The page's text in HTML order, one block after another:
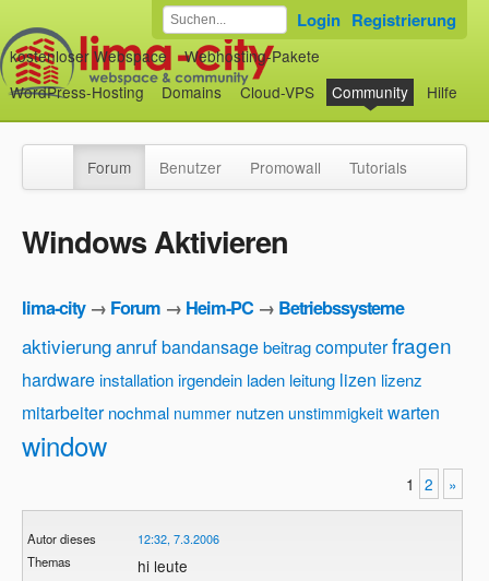
kostenloser Webspace
Webhosting-Pakete
WordPress-Hosting
Domains Cloud-VPS Community Hilfe
Login Registrierung
Forum Benutzer Promowall Tutorials
Windows Aktivieren
lima-city→ Forum → Heim-PC → Betriebssysteme
aktivierunganrufbandansagebeitragcomputerfragen
hardwareinstallationirgendein laden leitung lizen lizenz
mitarbeiter nochmal nummer nutzen unstimmigkeit warten
window
1 2 »
Autor dieses
Themas
12:32, 7.3.2006
hi leute